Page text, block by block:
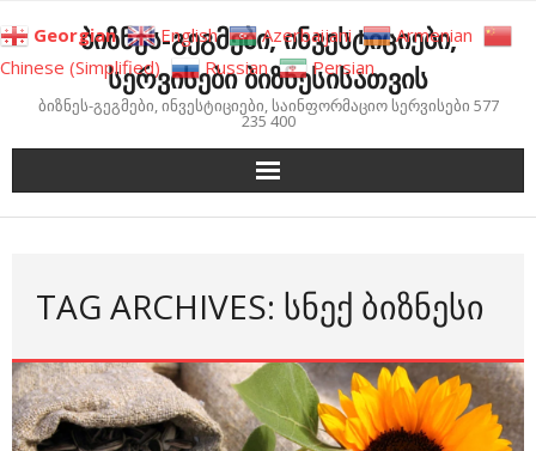
to
content
ბიზნეს-გეგმები, ინვესტიციები,
სერვისები ბიზნესისათვის
ბიზნეს-გეგმები, ინვესტიციები, საინფორმაციო სერვისები 577
235 400
TAG ARCHIVES: ᲡᲜᲔᲥ ᲑᲘᲖᲜᲔᲡᲘ
Georgian English Azerbaijani
Armenian
Chinese (Simplified)
Russian Persian